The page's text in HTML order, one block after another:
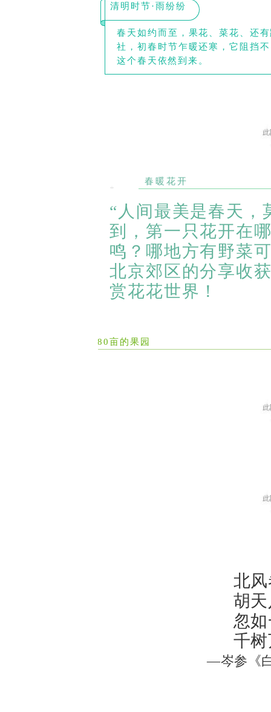
清明时节·雨纷纷
春天如约而至，果花、菜花、还
社，初春时节乍暖还寒，它阻挡
这个春天依然到来。
春暖花开
“人间最美是春天，
到，第一只花开在
鸣？哪地方有野菜
北京郊区的分享收
赏花花世界！
80亩的果园
北
胡
忽
千
—岑参《